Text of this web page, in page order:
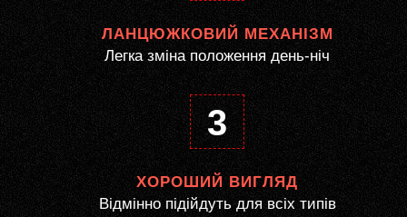
ЛАНЦЮЖКОВИЙ МЕХАНІЗМ
Легка зміна положення день-ніч
3
ХОРОШИЙ ВИГЛЯД
Відмінно підійдуть для всіх типів